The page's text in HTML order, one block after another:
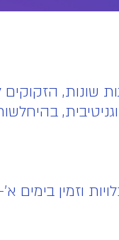
הזקוקים